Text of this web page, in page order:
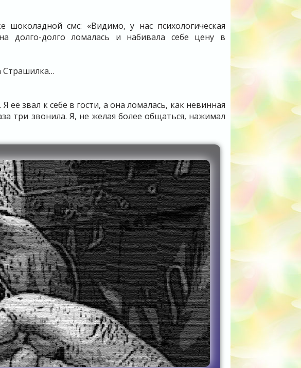
шоколадной смс: «Видимо, у нас психологическая
долго-долго ломалась и набивала себе цену в
Страшилка…
её звал к себе в гости, а она ломалась, как невинная
три звонила. Я, не желая более общаться, нажимал